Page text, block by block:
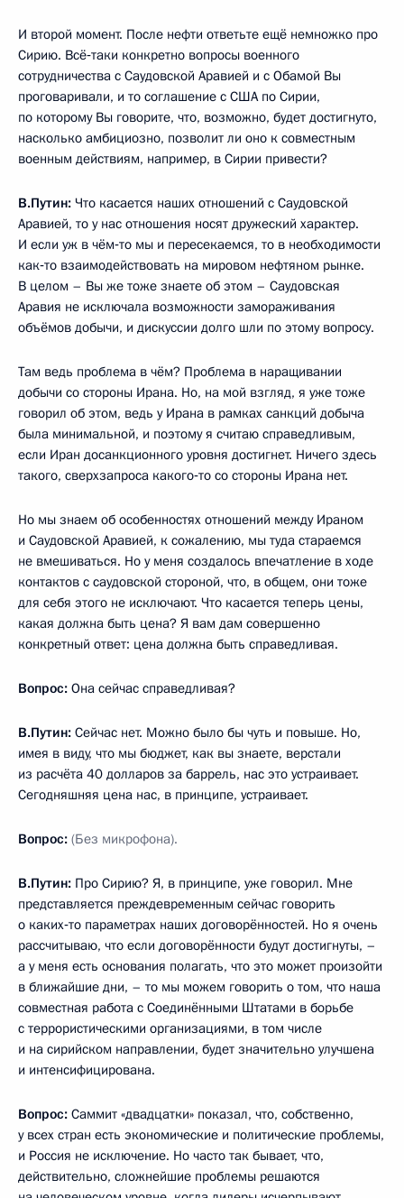
И второй момент. После нефти ответьте ещё немножко про
Сирию. Всё‑таки конкретно вопросы военного
сотрудничества с Саудовской Аравией и с Обамой Вы
проговаривали, и то соглашение с США по Сирии,
по которому Вы говорите, что, возможно, будет достигнуто,
насколько амбициозно, позволит ли оно к совместным
военным действиям, например, в Сирии привести?
В.Путин: Что касается наших отношений с Саудовской
Аравией, то у нас отношения носят дружеский характер.
И если уж в чём‑то мы и пересекаемся, то в необходимости
как‑то взаимодействовать на мировом нефтяном рынке.
В целом – Вы же тоже знаете об этом – Саудовская
Аравия не исключала возможности замораживания
объёмов добычи, и дискуссии долго шли по этому вопросу.
Там ведь проблема в чём? Проблема в наращивании
добычи со стороны Ирана. Но, на мой взгляд, я уже тоже
говорил об этом, ведь у Ирана в рамках санкций добыча
была минимальной, и поэтому я считаю справедливым,
если Иран досанкционного уровня достигнет. Ничего здесь
такого, сверхзапроса какого‑то со стороны Ирана нет.
Но мы знаем об особенностях отношений между Ираном
и Саудовской Аравией, к сожалению, мы туда стараемся
не вмешиваться. Но у меня создалось впечатление в ходе
контактов с саудовской стороной, что, в общем, они тоже
для себя этого не исключают. Что касается теперь цены,
какая должна быть цена? Я вам дам совершенно
конкретный ответ: цена должна быть справедливая.
Вопрос: Она сейчас справедливая?
В.Путин: Сейчас нет. Можно было бы чуть и повыше. Но,
имея в виду, что мы бюджет, как вы знаете, верстали
из расчёта 40 долларов за баррель, нас это устраивает.
Сегодняшняя цена нас, в принципе, устраивает.
Вопрос: (Без микрофона).
В.Путин: Про Сирию? Я, в принципе, уже говорил. Мне
представляется преждевременным сейчас говорить
о каких‑то параметрах наших договорённостей. Но я очень
рассчитываю, что если договорённости будут достигнуты, –
а у меня есть основания полагать, что это может произойти
в ближайшие дни, – то мы можем говорить о том, что наша
совместная работа с Соединёнными Штатами в борьбе
с террористическими организациями, в том числе
и на сирийском направлении, будет значительно улучшена
и интенсифицирована.
Вопрос: Саммит «двадцатки» показал, что, собственно,
у всех стран есть экономические и политические проблемы,
и Россия не исключение. Но часто так бывает, что,
действительно, сложнейшие проблемы решаются